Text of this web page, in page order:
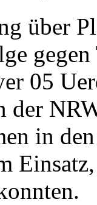
über
05
der
in